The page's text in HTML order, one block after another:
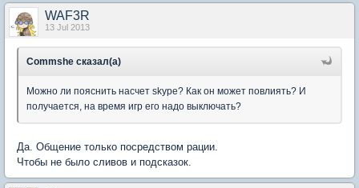
WAF3R
13 Jul 2013
Commshe сказал(а)
Можно ли пояснить насчет skype? Как он может повлиять? И
получается, на время игр его надо выключать?
Да. Общение только посредством рации.
Чтобы не было сливов и подсказок.